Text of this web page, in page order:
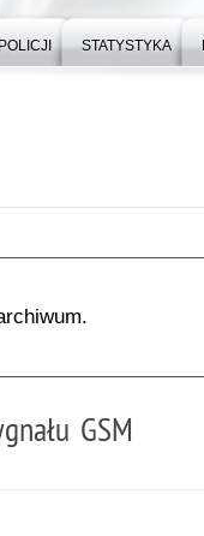
STATYSTYKA
GSM